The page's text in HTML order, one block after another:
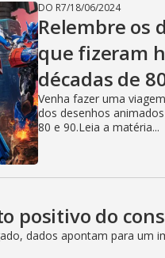
DO R7/18/06/2024
Relembre os
que fizeram
décadas de
Venha fazer uma
dos desenhos
80 e 90.Leia a matéria...
positivo do
dados apontam para um